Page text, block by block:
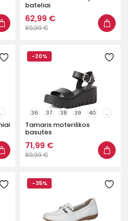
bateliai
62,99 €
89,99 €
...
-20%
36 37 38 39 40 ...
Tamaris moteriškos
basutės
71,99 €
89,99 €
-35%